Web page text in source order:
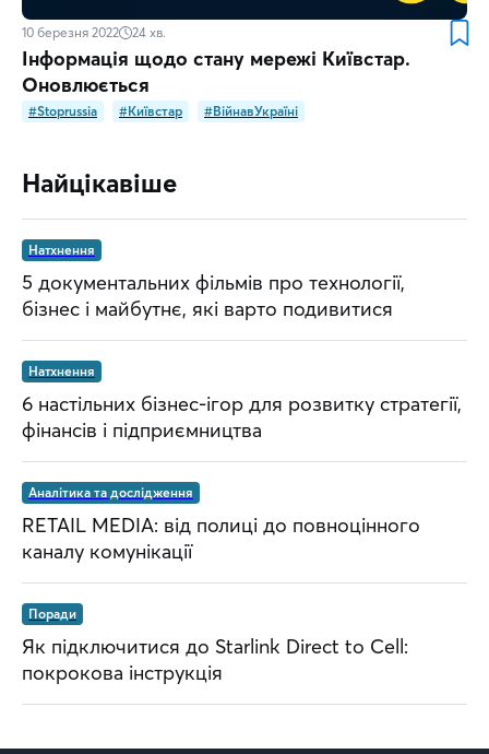
10 березня 2022 24 хв.
Інформація щодо стану мережі Київстар.
Оновлюється
#Stoprussia #Київстар #ВійнавУкраїні
Найцікавіше
Натхнення
5 документальних фільмів про технології,
бізнес і майбутнє, які варто подивитися
Натхнення
6 настільних бізнес-ігор для розвитку стратегії,
фінансів і підприємництва
Аналітика та дослідження
RETAIL MEDIA: від полиці до повноцінного
каналу комунікації
Поради
Як підключитися до Starlink Direct to Cell:
покрокова інструкція